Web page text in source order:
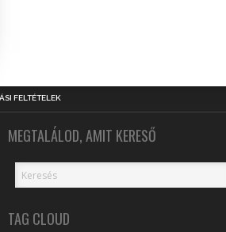
FELTÉTELEK
MEGTALÁLOD, AMIT KERESŐ
TAG CLOUD